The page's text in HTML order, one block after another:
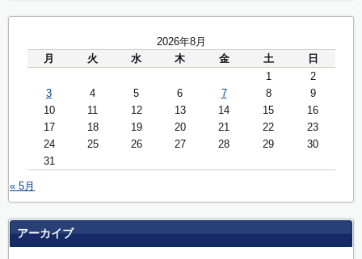
2026年8月
月
火 水 木 金 土
日
1
2
3
4 5 6 7 8
9
10
11 12 13 14 15
16
17
18 19 20 21 22
23
24
25 26 27 28 29
30
31
« 5月
アーカイブ